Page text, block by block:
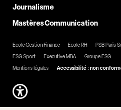
Journalisme
Mastères Communication
Ecole Gestion Finance Ecole RH PSB Paris
ESG Sport
Executive MBA
Groupe ESG
Mentions légales
Accessibilité : non